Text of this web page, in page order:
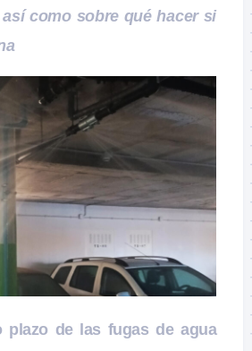
como sobre qué hacer si
plazo de las fugas de agua